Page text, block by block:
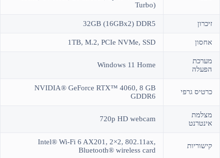
Turbo)
זיכרון 32GB (16GBx2) DDR5
אחסון 1TB, M.2, PCIe NVMe, SSD
מערכת
הפעלה
Windows 11 Home
כרטיס גרפי
NVIDIA® GeForce RTX™ 4060, 8 GB
GDDR6
מצלמת
אינטרנט
720p HD webcam
קישוריות
Intel® Wi-Fi 6 AX201, 2×2, 802.11ax,
Bluetooth® wireless card